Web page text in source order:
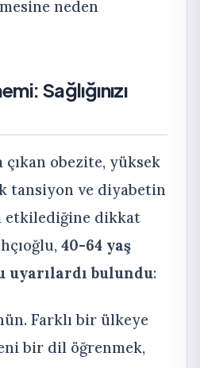
neden
Sağlığınızı
obezite, yüksek
tansiyon ve diyabetin
etkilediğine dikkat
40-64 yaş
uyarılardı bulundu:
Farklı bir ülkeye
bir dil öğrenmek,